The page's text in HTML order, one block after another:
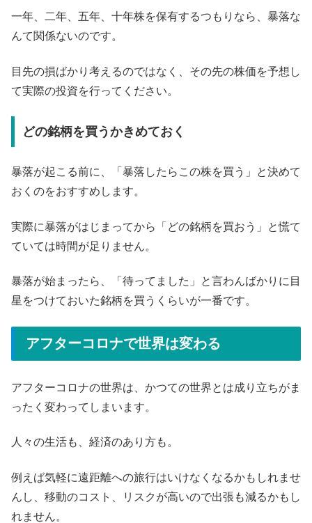
一年、二年、五年、十年株を保有するつもりなら、暴落な
んて関係ないのです。
目先の損ばかり考えるのではなく、その先の株価を予想し
て実際の投資を行ってください。
どの銘柄を買うかきめておく
暴落が起こる前に、「暴落したらこの株を買う」と決めて
おくのをおすすめします。
実際に暴落がはじまってから「どの銘柄を買おう」と慌て
ていては時間が足りません。
暴落が始まったら、「待ってました」と言わんばかりに目
星をつけておいた銘柄を買うくらいが一番です。
アフターコロナで世界は変わる
アフターコロナの世界は、かつての世界とは成り立ちがま
ったく変わってしまいます。
人々の生活も、経済のあり方も。
例えば気軽に遠距離への旅行はいけなくなるかもしれませ
んし、移動のコスト、リスクが高いので出張も減るかもし
れません。